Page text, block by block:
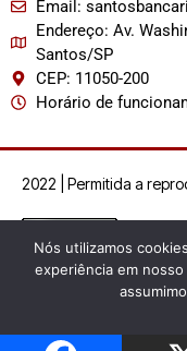
Email:
Endereço: Av.
Santos/SP
CEP: 11050-200
Horário de
2022 | Permitida a
Nós utilizamos
experiência em